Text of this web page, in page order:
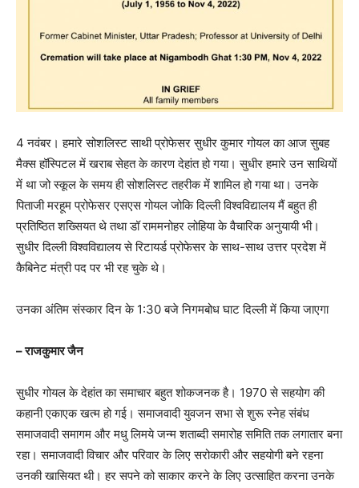
4 नवंबर। हमारे सोशलिस्ट साथी प्रोफेसर सुधीर कुमार गोयल का आज सुबह
मैक्स हॉस्पिटल में खराब सेहत के कारण देहांत हो गया। सुधीर हमारे उन साथियों
में था जो स्कूल के समय ही सोशलिस्ट तहरीक में शामिल हो गया था। उनके
पिताजी मरहूम प्रोफेसर एसएस गोयल जोकि दिल्ली विश्वविद्यालय मैं बहुत ही
प्रतिष्ठित शख्सियत थे तथा डॉ राममनोहर लोहिया के वैचारिक अनुयायी भी।
सुधीर दिल्ली विश्वविद्यालय से रिटायर्ड प्रोफेसर के साथ-साथ उत्तर प्रदेश में
कैबिनेट मंत्री पद पर भी रह चुके थे।
उनका अंतिम संस्कार दिन के 1:30 बजे निगमबोध घाट दिल्ली में किया जाएगा
– राजकुमार जैन
सुधीर गोयल के देहांत का समाचार बहुत शोकजनक है। 1970 से सहयोग की
कहानी एकाएक खत्म हो गई। समाजवादी युवजन सभा से शुरू स्नेह संबंध
समाजवादी समागम और मधु लिमये जन्म शताब्दी समारोह समिति तक लगातार बना
रहा। समाजवादी विचार और परिवार के लिए सरोकारी और सहयोगी बने रहना
उनकी खासियत थी। हर सपने को साकार करने के लिए उत्साहित करना उनके